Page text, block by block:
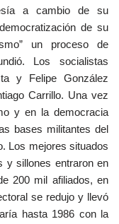
a cambio de su
de su
un proceso de
Los socialistas
y Felipe González
Carrillo. Una vez
y en la democracia
bases militantes del
Los mejores situados
y sillones entraron en
200 mil afiliados, en
se redujo y llevó
hasta 1986 con la